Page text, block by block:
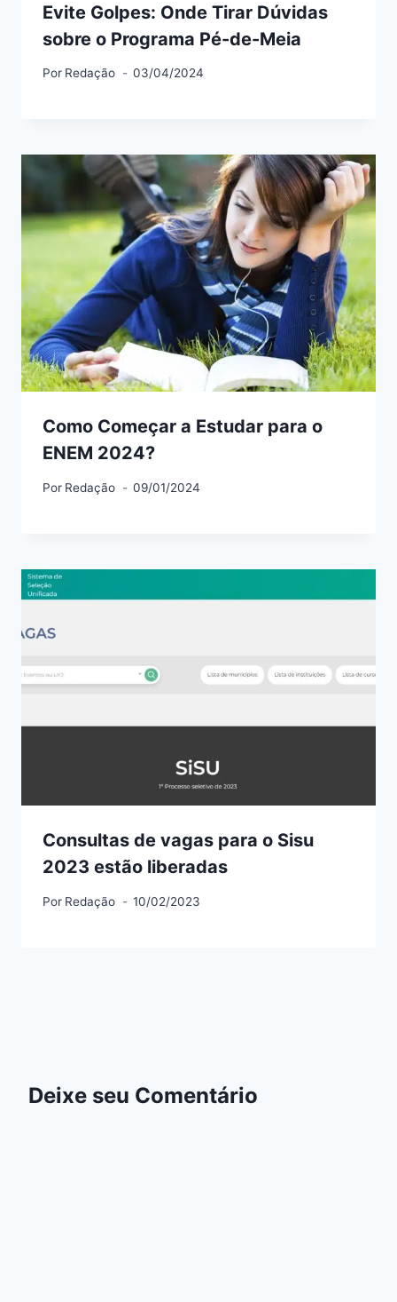
Evite Golpes: Onde Tirar Dúvidas
sobre o Programa Pé-de-Meia
Por Redação 03/04/2024
Como Começar a Estudar para o
ENEM 2024?
Por Redação 09/01/2024
Consultas de vagas para o Sisu
2023 estão liberadas
Por Redação 10/02/2023
Deixe seu Comentário